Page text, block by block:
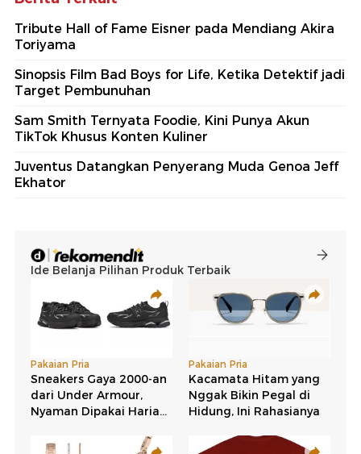
Tribute Hall of Fame Eisner pada Mendiang Akira
Toriyama
Sinopsis Film Bad Boys for Life, Ketika Detektif jadi
Target Pembunuhan
Sam Smith Ternyata Foodie, Kini Punya Akun
TikTok Khusus Konten Kuliner
Juventus Datangkan Penyerang Muda Genoa Jeff
Ekhator